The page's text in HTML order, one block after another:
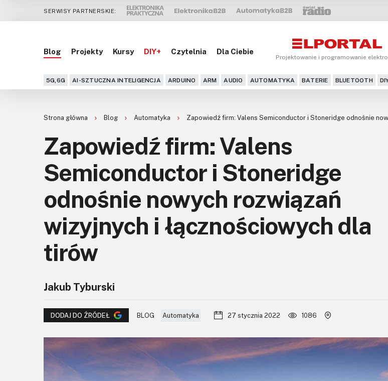
SERWISY PARTNERSKIE:
Blog Projekty Kursy DIY+ Czytelnia Dla Ciebie
Projektowanie i programowanie
5G,6G AI-SZTUCZNA INTELIGENCJA ARDUINO ARM AUDIO AUTOMATYKA BATERIE BLUETOOTH
Strona główna Blog Automatyka Zapowiedź firm: Valens Semiconductor i Stoneridge odnośnie
Zapowiedź firm: Valens
Semiconductor i Stoneridge
odnośnie nowych rozwiązań
wizyjnych i łącznościowych dla
tirów
Jakub Tyburski
DODAJ DO ŹRÓDEŁ BLOG Automatyka 27 stycznia 2022 1086